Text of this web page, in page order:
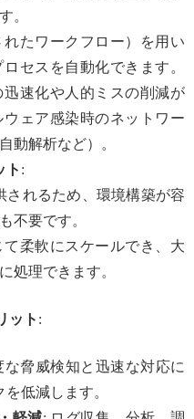
。
たワークフロー）を用い
セスを自動化できます。
速化や人的ミスの削減が
ェア感染時のネットワー
動解析など）。
ト :
されるため、環境構築が容
不要です。
柔軟にスケールでき、大
処理できます。
ット :
な脅威検知と迅速な対応に
低減します。